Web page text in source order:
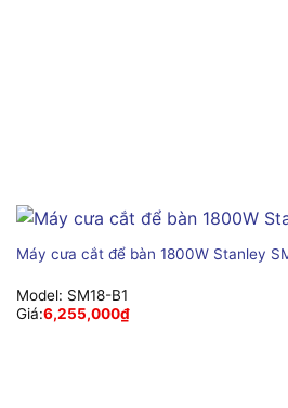
Máy cưa cắt để bàn 1800W Stanley
Model: SM18-B1
Giá:6,255,000₫